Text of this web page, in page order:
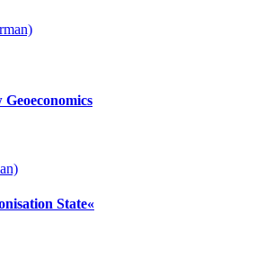
State«